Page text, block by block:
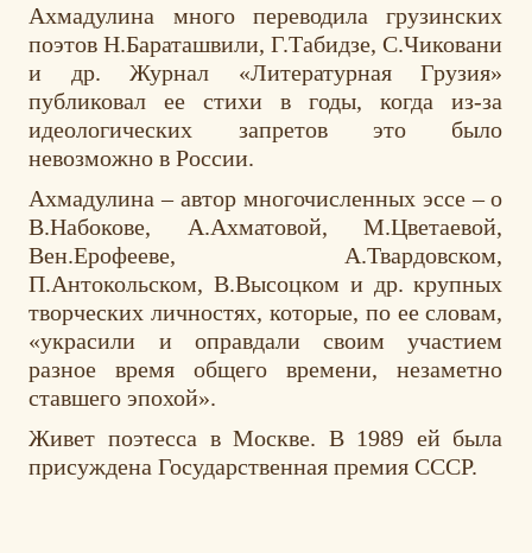
Ахмадулина много переводила грузинских
поэтов Н.Бараташвили, Г.Табидзе, С.Чиковани
и др. Журнал «Литературная Грузия»
публиковал ее стихи в годы, когда из-за
идеологических запретов это было
невозможно в России.
Ахмадулина – автор многочисленных эссе – о
В.Набокове, А.Ахматовой, М.Цветаевой,
Вен.Ерофееве, А.Твардовском,
П.Антокольском, В.Высоцком и др. крупных
творческих личностях, которые, по ее словам,
«украсили и оправдали своим участием
разное время общего времени, незаметно
ставшего эпохой».
Живет поэтесса в Москве. В 1989 ей была
присуждена Государственная премия СССР.